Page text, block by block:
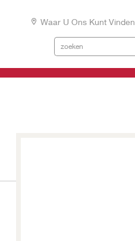
Waar U Ons Kunt Vinden